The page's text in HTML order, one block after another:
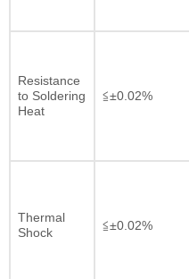
Resistance
to Soldering
Heat
≦±0.02%
Thermal
Shock
≦±0.02%